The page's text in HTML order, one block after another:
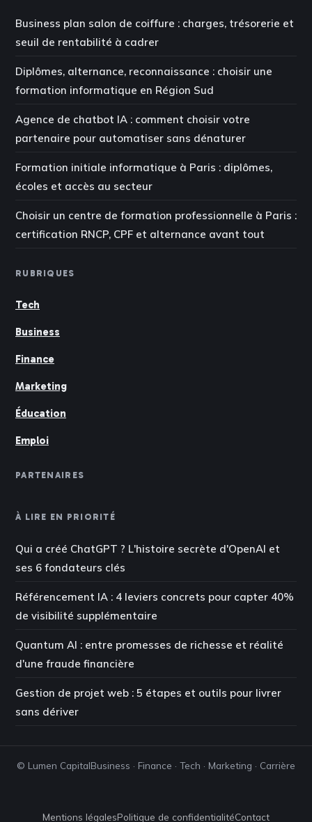
Business plan salon de coiffure : charges, trésorerie et
seuil de rentabilité à cadrer
Diplômes, alternance, reconnaissance : choisir une
formation informatique en Région Sud
Agence de chatbot IA : comment choisir votre
partenaire pour automatiser sans dénaturer
Formation initiale informatique à Paris : diplômes,
écoles et accès au secteur
Choisir un centre de formation professionnelle à Paris :
certification RNCP, CPF et alternance avant tout
RUBRIQUES
Tech
Business
Finance
Marketing
Éducation
Emploi
PARTENAIRES
À LIRE EN PRIORITÉ
Qui a créé ChatGPT ? L'histoire secrète d'OpenAI et
ses 6 fondateurs clés
Référencement IA : 4 leviers concrets pour capter 40%
de visibilité supplémentaire
Quantum AI : entre promesses de richesse et réalité
d'une fraude financière
Gestion de projet web : 5 étapes et outils pour livrer
sans dériver
© Lumen CapitalBusiness · Finance · Tech · Marketing · Carrière
Mentions légalesPolitique de confidentialitéContact